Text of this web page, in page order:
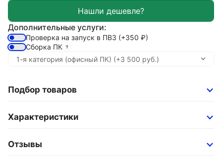
Дополнительные услуги:
Проверка на запуск в ПВЗ (+350 ₽)
Сборка ПК
Подбор товаров
Характеристики
Отзывы